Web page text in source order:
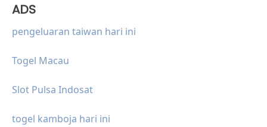
ADS
pengeluaran taiwan hari ini
Togel Macau
Slot Pulsa Indosat
togel kamboja hari ini